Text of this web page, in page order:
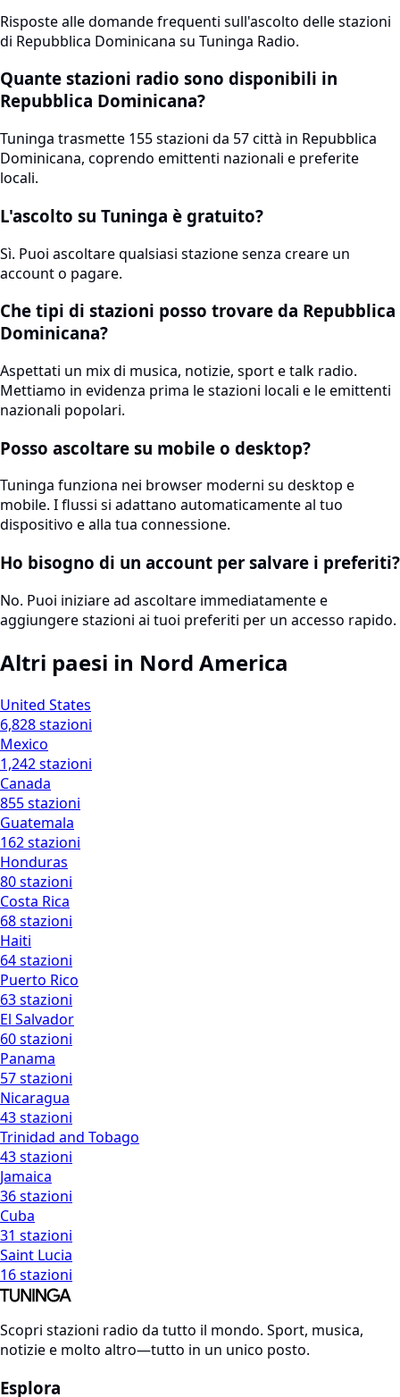
Risposte alle domande frequenti sull'ascolto delle stazioni
di Repubblica Dominicana su Tuninga Radio.
Quante stazioni radio sono disponibili in
Repubblica Dominicana?
Tuninga trasmette 155 stazioni da 57 città in Repubblica
Dominicana, coprendo emittenti nazionali e preferite
locali.
L'ascolto su Tuninga è gratuito?
Sì. Puoi ascoltare qualsiasi stazione senza creare un
account o pagare.
Che tipi di stazioni posso trovare da Repubblica
Dominicana?
Aspettati un mix di musica, notizie, sport e talk radio.
Mettiamo in evidenza prima le stazioni locali e le emittenti
nazionali popolari.
Posso ascoltare su mobile o desktop?
Tuninga funziona nei browser moderni su desktop e
mobile. I flussi si adattano automaticamente al tuo
dispositivo e alla tua connessione.
Ho bisogno di un account per salvare i preferiti?
No. Puoi iniziare ad ascoltare immediatamente e
aggiungere stazioni ai tuoi preferiti per un accesso rapido.
Altri paesi in Nord America
United States
6,828 stazioni
Mexico
1,242 stazioni
Canada
855 stazioni
Guatemala
162 stazioni
Honduras
80 stazioni
Costa Rica
68 stazioni
Haiti
64 stazioni
Puerto Rico
63 stazioni
El Salvador
60 stazioni
Panama
57 stazioni
Nicaragua
43 stazioni
Trinidad and Tobago
43 stazioni
Jamaica
36 stazioni
Cuba
31 stazioni
Saint Lucia
16 stazioni
Scopri stazioni radio da tutto il mondo. Sport, musica,
notizie e molto altro—tutto in un unico posto.
Esplora